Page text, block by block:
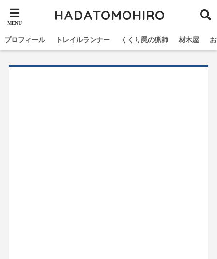
HADATOMOHIRO
プロフィール トレイルランナー くくり罠の猟師 材木屋